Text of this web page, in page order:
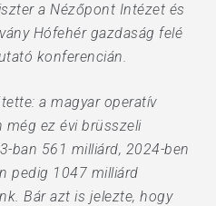
a Nézőpont Intézet és
Hófehér gazdaság felé
konferencián.
a magyar operatív
még ez évi brüsszeli
ban 561 milliárd, 2024-ben
pedig 1047 milliárd
Bár azt is jelezte, hogy